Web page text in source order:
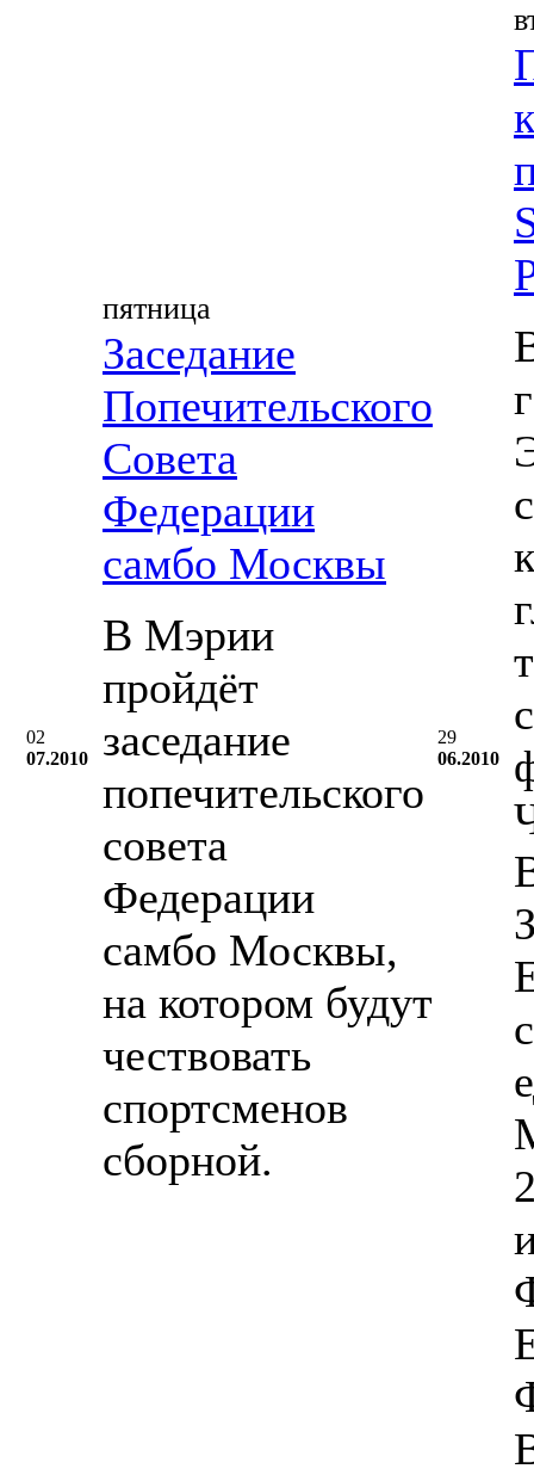
02
07.2010
пятница
Заседание
Попечительского
Совета
Федерации
самбо Москвы
В Мэрии
пройдёт
заседание
попечительского
совета
Федерации
самбо Москвы,
на котором будут
чествовать
спортсменов
сборной.
29
06.2010